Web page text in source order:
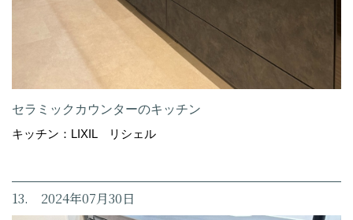
セラミックカウンターのキッチン
キッチン：LIXIL リシェル
13. 2024年07月30日